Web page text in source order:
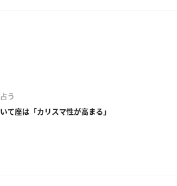
占う
いて座は「カリスマ性が高まる」